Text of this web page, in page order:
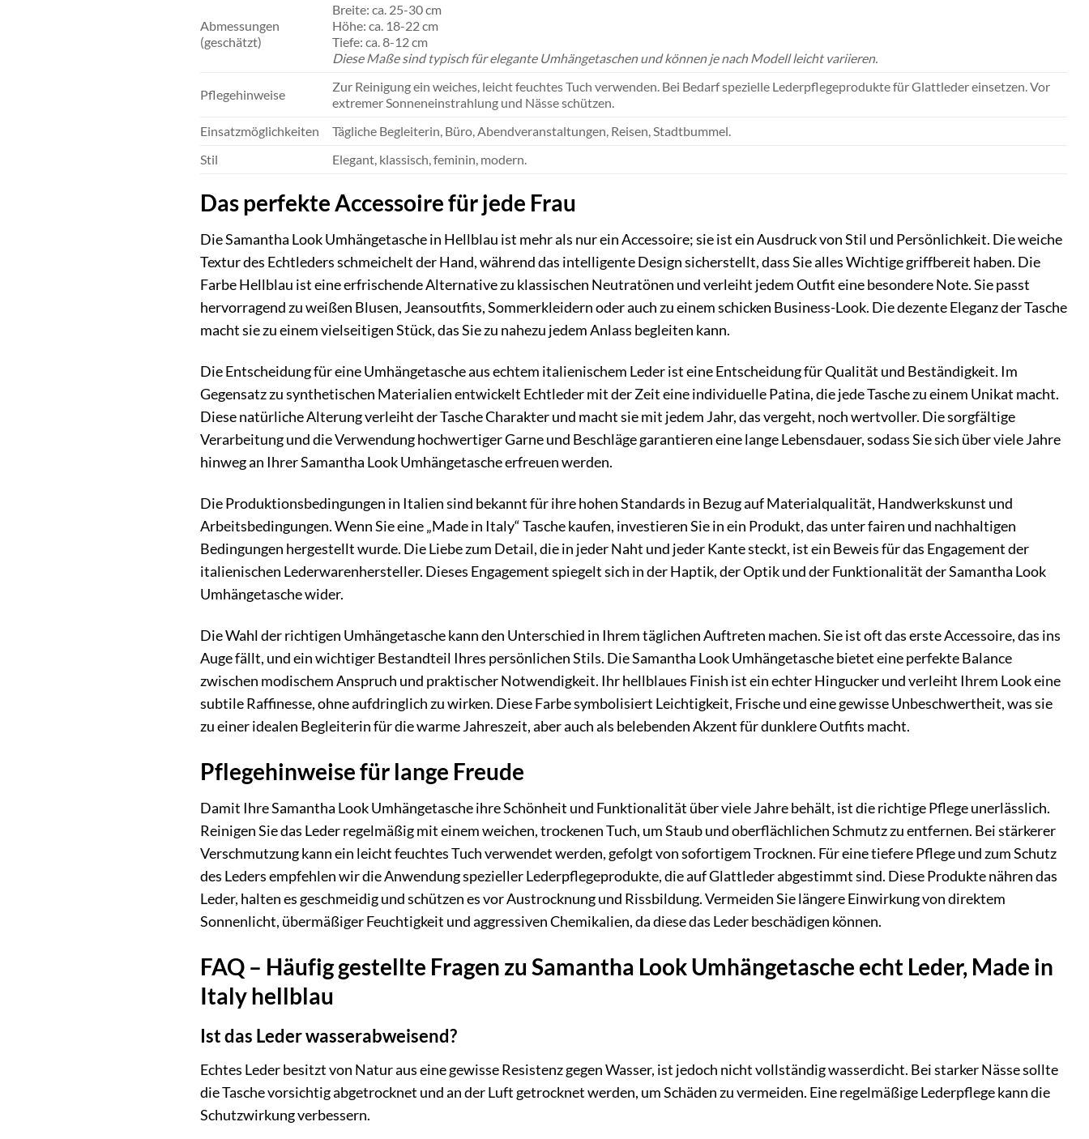
Abmessungen
(geschätzt)
Breite: ca. 25-30 cm
Höhe: ca. 18-22 cm
Tiefe: ca. 8-12 cm
Diese Maße sind typisch für elegante Umhängetaschen und können je nach Modell leicht variieren.
Pflegehinweise
Zur Reinigung ein weiches, leicht feuchtes Tuch verwenden. Bei Bedarf spezielle Lederpflegeprodukte für Glattleder einsetzen. Vor
extremer Sonneneinstrahlung und Nässe schützen.
Einsatzmöglichkeiten
Tägliche Begleiterin, Büro, Abendveranstaltungen, Reisen, Stadtbummel.
Stil
Elegant, klassisch, feminin, modern.
Das perfekte Accessoire für jede Frau
Die Samantha Look Umhängetasche in Hellblau ist mehr als nur ein Accessoire; sie ist ein Ausdruck von Stil und Persönlichkeit. Die weiche
Textur des Echtleders schmeichelt der Hand, während das intelligente Design sicherstellt, dass Sie alles Wichtige griffbereit haben. Die
Farbe Hellblau ist eine erfrischende Alternative zu klassischen Neutratönen und verleiht jedem Outfit eine besondere Note. Sie passt
hervorragend zu weißen Blusen, Jeansoutfits, Sommerkleidern oder auch zu einem schicken Business-Look. Die dezente Eleganz der Tasche
macht sie zu einem vielseitigen Stück, das Sie zu nahezu jedem Anlass begleiten kann.
Die Entscheidung für eine Umhängetasche aus echtem italienischem Leder ist eine Entscheidung für Qualität und Beständigkeit. Im
Gegensatz zu synthetischen Materialien entwickelt Echtleder mit der Zeit eine individuelle Patina, die jede Tasche zu einem Unikat macht.
Diese natürliche Alterung verleiht der Tasche Charakter und macht sie mit jedem Jahr, das vergeht, noch wertvoller. Die sorgfältige
Verarbeitung und die Verwendung hochwertiger Garne und Beschläge garantieren eine lange Lebensdauer, sodass Sie sich über viele Jahre
hinweg an Ihrer Samantha Look Umhängetasche erfreuen werden.
Die Produktionsbedingungen in Italien sind bekannt für ihre hohen Standards in Bezug auf Materialqualität, Handwerkskunst und
Arbeitsbedingungen. Wenn Sie eine „Made in Italy“ Tasche kaufen, investieren Sie in ein Produkt, das unter fairen und nachhaltigen
Bedingungen hergestellt wurde. Die Liebe zum Detail, die in jeder Naht und jeder Kante steckt, ist ein Beweis für das Engagement der
italienischen Lederwarenhersteller. Dieses Engagement spiegelt sich in der Haptik, der Optik und der Funktionalität der Samantha Look
Umhängetasche wider.
Die Wahl der richtigen Umhängetasche kann den Unterschied in Ihrem täglichen Auftreten machen. Sie ist oft das erste Accessoire, das ins
Auge fällt, und ein wichtiger Bestandteil Ihres persönlichen Stils. Die Samantha Look Umhängetasche bietet eine perfekte Balance
zwischen modischem Anspruch und praktischer Notwendigkeit. Ihr hellblaues Finish ist ein echter Hingucker und verleiht Ihrem Look eine
subtile Raffinesse, ohne aufdringlich zu wirken. Diese Farbe symbolisiert Leichtigkeit, Frische und eine gewisse Unbeschwertheit, was sie
zu einer idealen Begleiterin für die warme Jahreszeit, aber auch als belebenden Akzent für dunklere Outfits macht.
Pflegehinweise für lange Freude
Damit Ihre Samantha Look Umhängetasche ihre Schönheit und Funktionalität über viele Jahre behält, ist die richtige Pflege unerlässlich.
Reinigen Sie das Leder regelmäßig mit einem weichen, trockenen Tuch, um Staub und oberflächlichen Schmutz zu entfernen. Bei stärkerer
Verschmutzung kann ein leicht feuchtes Tuch verwendet werden, gefolgt von sofortigem Trocknen. Für eine tiefere Pflege und zum Schutz
des Leders empfehlen wir die Anwendung spezieller Lederpflegeprodukte, die auf Glattleder abgestimmt sind. Diese Produkte nähren das
Leder, halten es geschmeidig und schützen es vor Austrocknung und Rissbildung. Vermeiden Sie längere Einwirkung von direktem
Sonnenlicht, übermäßiger Feuchtigkeit und aggressiven Chemikalien, da diese das Leder beschädigen können.
FAQ – Häufig gestellte Fragen zu Samantha Look Umhängetasche echt Leder, Made in
Italy hellblau
Ist das Leder wasserabweisend?
Echtes Leder besitzt von Natur aus eine gewisse Resistenz gegen Wasser, ist jedoch nicht vollständig wasserdicht. Bei starker Nässe sollte
die Tasche vorsichtig abgetrocknet und an der Luft getrocknet werden, um Schäden zu vermeiden. Eine regelmäßige Lederpflege kann die
Schutzwirkung verbessern.